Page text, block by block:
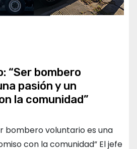
“Ser bombero
pasión y un
la comunidad”
bombero voluntario es una
con la comunidad” El jefe